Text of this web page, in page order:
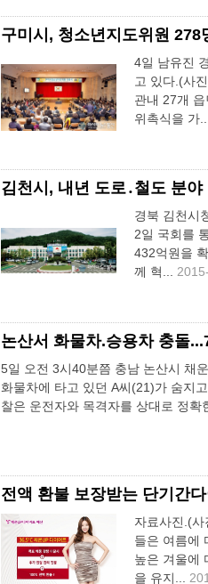
구미시, 청소년지도위원 278
4일 남유진
고 있다.(사
관내 27개
위촉식을 가
김천시, 내년 도로․철도 분
경북 김천시
2일 국회를
432억원을
께 혁...
논산서 화물차.승용차 충돌
5일 오전 3시40분쯤 충남 논산시 채
화물차에 타고 있던 A씨(21)가 숨지
찰은 운전자와 목격자를 상대로 정
전액 환불 보장받는 단기간
자료사진.(
들은 여름에
높은 겨울에
을 유지...